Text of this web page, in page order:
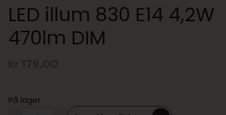
LED illum 830 E14 4,2W
470lm DIM
kr 179,00
På lager